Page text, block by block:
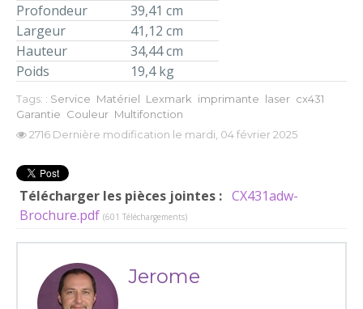
Profondeur
39,41 cm
Largeur
41,12 cm
Hauteur
34,44 cm
Poids
19,4 kg
Tags: : Service Matériel Lexmark imprimante laser cx431
Garantie Couleur Multifonction
2716 Dernière modification le mardi, 04 février 2025
Télécharger les pièces jointes : CX431adw-
Brochure.pdf (601 Téléchargements)
Jerome